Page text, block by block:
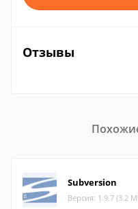
Отзывы
Subversion
Версия: 1.9.7 (3.2